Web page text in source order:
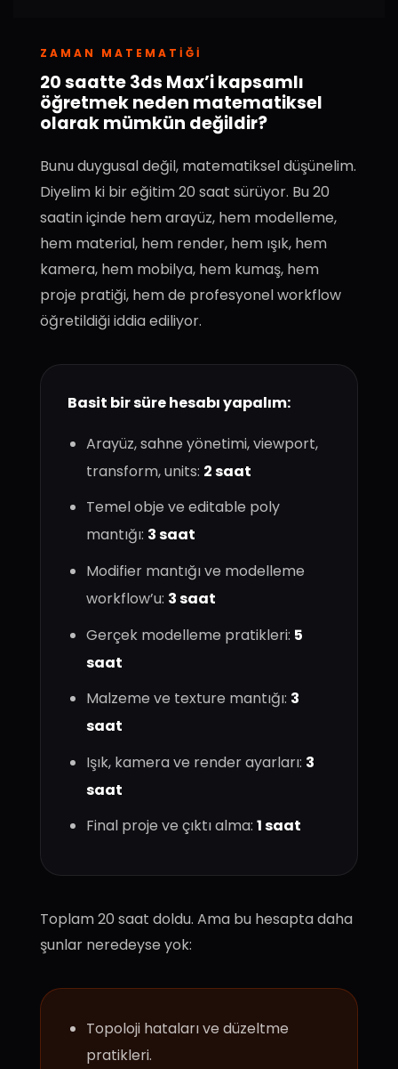
ZAMAN MATEMATIĞI
20 saatte 3ds Max’i kapsamlı
öğretmek neden matematiksel
olarak mümkün değildir?
Bunu duygusal değil, matematiksel düşünelim.
Diyelim ki bir eğitim 20 saat sürüyor. Bu 20
saatin içinde hem arayüz, hem modelleme,
hem material, hem render, hem ışık, hem
kamera, hem mobilya, hem kumaş, hem
proje pratiği, hem de profesyonel workflow
öğretildiği iddia ediliyor.
Basit bir süre hesabı yapalım:
Arayüz, sahne yönetimi, viewport,
transform, units: 2 saat
Temel obje ve editable poly
mantığı: 3 saat
Modifier mantığı ve modelleme
workflow’u: 3 saat
Gerçek modelleme pratikleri: 5
saat
Malzeme ve texture mantığı: 3
saat
Işık, kamera ve render ayarları: 3
saat
Final proje ve çıktı alma: 1 saat
Toplam 20 saat doldu. Ama bu hesapta daha
şunlar neredeyse yok:
Topoloji hataları ve düzeltme
pratikleri.